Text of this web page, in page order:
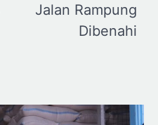
Jalan Rampung
Dibenahi